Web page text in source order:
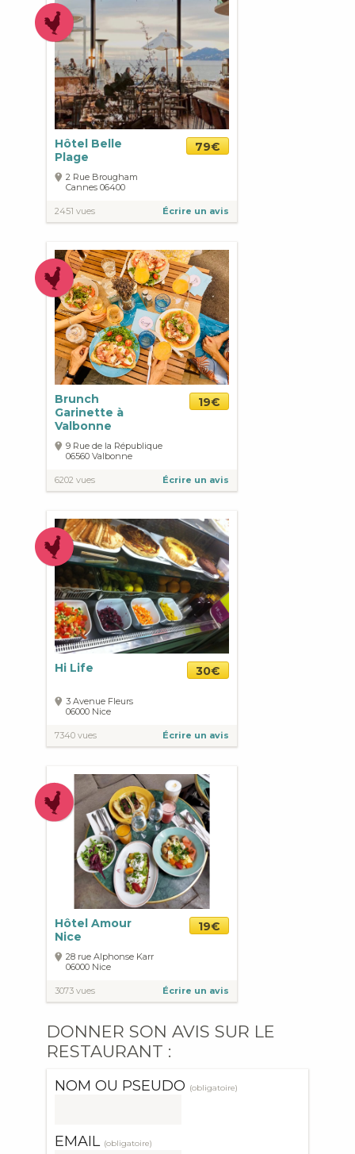
Hôtel Belle
Plage
79€
2 Rue Brougham
Cannes 06400
2451 vues Écrire un avis
Brunch
Garinette à
Valbonne
19€
9 Rue de la République
06560 Valbonne
6202 vues Écrire un avis
Hi Life 30€
3 Avenue Fleurs
06000 Nice
7340 vues Écrire un avis
Hôtel Amour
Nice
19€
28 rue Alphonse Karr
06000 Nice
3073 vues Écrire un avis
DONNER SON AVIS SUR LE
RESTAURANT :
NOM OU PSEUDO (obligatoire)
EMAIL (obligatoire)